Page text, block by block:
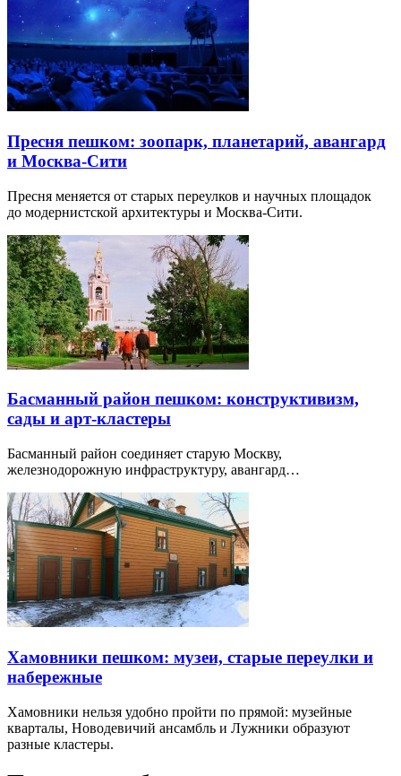
Пресня пешком: зоопарк, планетарий, авангард
и Москва-Сити
Пресня меняется от старых переулков и научных площадок
до модернистской архитектуры и Москва-Сити.
Басманный район пешком: конструктивизм,
сады и арт-кластеры
Басманный район соединяет старую Москву,
железнодорожную инфраструктуру, авангард…
Хамовники пешком: музеи, старые переулки и
набережные
Хамовники нельзя удобно пройти по прямой: музейные
кварталы, Новодевичий ансамбль и Лужники образуют
разные кластеры.